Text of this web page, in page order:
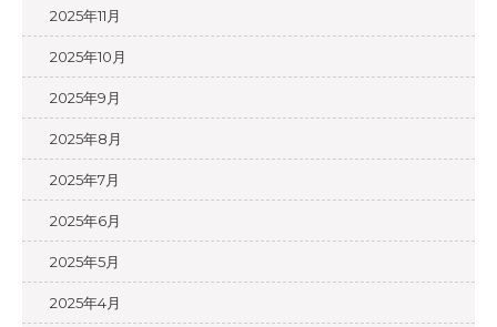
2025年11月
2025年10月
2025年9月
2025年8月
2025年7月
2025年6月
2025年5月
2025年4月